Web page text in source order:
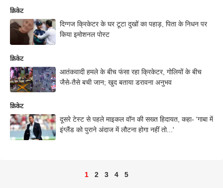
क्रिकेट
दिग्गज क्रिकेटर के घर टूटा दुखों का पहाड़, पिता के निधन पर
किया इमोशनल पोस्ट
क्रिकेट
आतंकवादी हमले के बीच फंसा रहा क्रिकेटर, गोलियों के बीच
जैसे-तैसे बची जान; खुद बताया डरावना अनुभव
क्रिकेट
दूसरे टेस्ट से पहले माइकल वॉन की सख्त हिदायत, कहा- 'गाबा में
इंग्लैंड को पुराने अंदाज में लौटना होगा नहीं तो...'
1 2 3 4 5